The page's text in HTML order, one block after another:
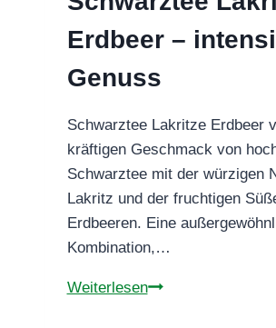
erdig
und
Erdbeer –
Genuss
Schwarztee Lakritze Erdbeer
kräftigen Geschmack von
Schwarztee mit der würzigen
Lakritz und der fruchtigen
Erdbeeren. Eine
Kombination,…
WeiterlesenSchwarztee